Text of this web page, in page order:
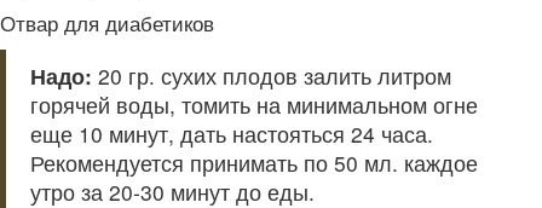
Отвар для диабетиков
Надо: 20 гр. сухих плодов залить литром
горячей воды, томить на минимальном огне
еще 10 минут, дать настояться 24 часа.
Рекомендуется принимать по 50 мл. каждое
утро за 20-30 минут до еды.